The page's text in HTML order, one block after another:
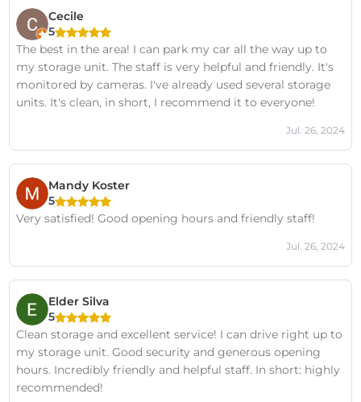
Cecile
5
The best in the area! I can park my car all the way up to
my storage unit. The staff is very helpful and friendly. It's
monitored by cameras. I've already used several storage
units. It's clean, in short, I recommend it to everyone!
Jul. 26, 2024
Mandy Koster
5
Very satisfied! Good opening hours and friendly staff!
Jul. 26, 2024
Elder Silva
5
Clean storage and excellent service! I can drive right up to
my storage unit. Good security and generous opening
hours. Incredibly friendly and helpful staff. In short: highly
recommended!